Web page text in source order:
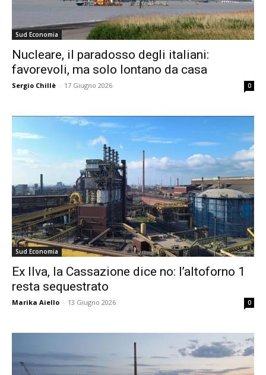
Sud Economia
Nucleare, il paradosso degli italiani:
favorevoli, ma solo lontano da casa
Sergio Chillè - 17 Giugno 2026 0
Sud Economia
Ex Ilva, la Cassazione dice no: l’altoforno 1
resta sequestrato
Marika Aiello - 13 Giugno 2026 0